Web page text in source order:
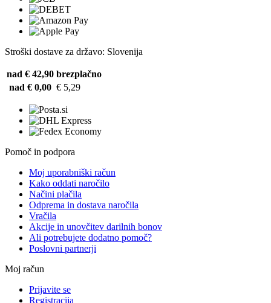
Stroški dostave za državo: Slovenija
nad € 42,90 brezplačno
nad € 0,00 € 5,29
Pomoč in podpora
Moj uporabniški račun
Kako oddati naročilo
Načini plačila
Odprema in dostava naročila
Vračila
Akcije in unovčitev darilnih bonov
Ali potrebujete dodatno pomoč?
Poslovni partnerji
Moj račun
Prijavite se
Registracija